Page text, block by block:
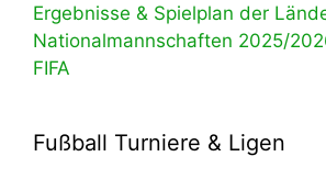
Ergebnisse & Spielplan der
Nationalmannschaften 2025/
FIFA
Fußball Turniere & Ligen